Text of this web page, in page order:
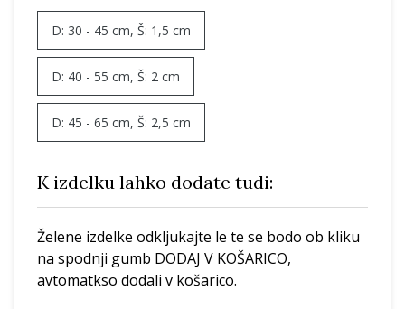
D: 30 - 45 cm, Š: 1,5 cm
D: 40 - 55 cm, Š: 2 cm
D: 45 - 65 cm, Š: 2,5 cm
K izdelku lahko dodate tudi:
Želene izdelke odkljukajte le te se bodo ob kliku
na spodnji gumb DODAJ V KOŠARICO,
avtomatkso dodali v košarico.